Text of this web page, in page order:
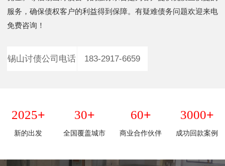
服务，确保债权客户的利益得到保障。有疑难债务问题欢迎来电
免费咨询！
锡山讨债公司电话 183-2917-6659
2025+
新的出发
30+
全国覆盖城市
60+
商业合作伙伴
3000+
成功回款案例